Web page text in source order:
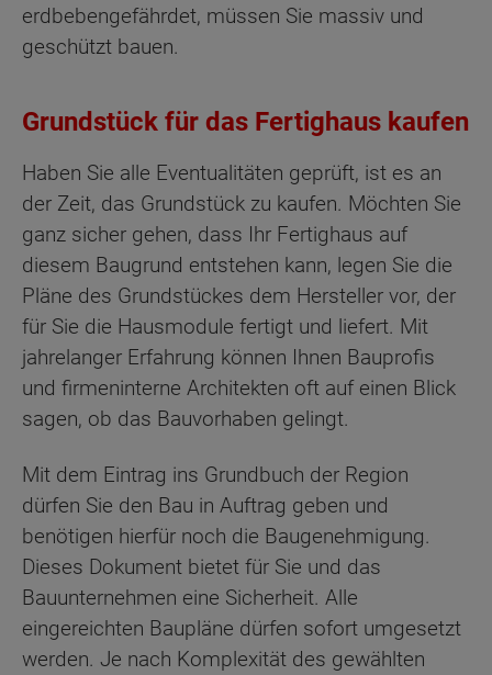
erdbebengefährdet, müssen Sie massiv und
geschützt bauen.
Grundstück für das Fertighaus kaufen
Haben Sie alle Eventualitäten geprüft, ist es an
der Zeit, das Grundstück zu kaufen. Möchten Sie
ganz sicher gehen, dass Ihr Fertighaus auf
diesem Baugrund entstehen kann, legen Sie die
Pläne des Grundstückes dem Hersteller vor, der
für Sie die Hausmodule fertigt und liefert. Mit
jahrelanger Erfahrung können Ihnen Bauprofis
und firmeninterne Architekten oft auf einen Blick
sagen, ob das Bauvorhaben gelingt.
Mit dem Eintrag ins Grundbuch der Region
dürfen Sie den Bau in Auftrag geben und
benötigen hierfür noch die Baugenehmigung.
Dieses Dokument bietet für Sie und das
Bauunternehmen eine Sicherheit. Alle
eingereichten Baupläne dürfen sofort umgesetzt
werden. Je nach Komplexität des gewählten